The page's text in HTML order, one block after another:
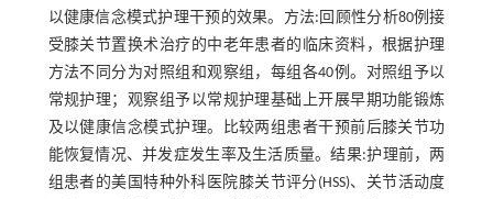
以健康信念模式护理干预的效果。方法:回顾性分析80例接
受膝关节置换术治疗的中老年患者的临床资料，根据护理
方法不同分为对照组和观察组，每组各40例。对照组予以
常规护理；观察组予以常规护理基础上开展早期功能锻炼
及以健康信念模式护理。比较两组患者干预前后膝关节功
能恢复情况、并发症发生率及生活质量。结果:护理前，两
组患者的美国特种外科医院膝关节评分(HSS)、关节活动度